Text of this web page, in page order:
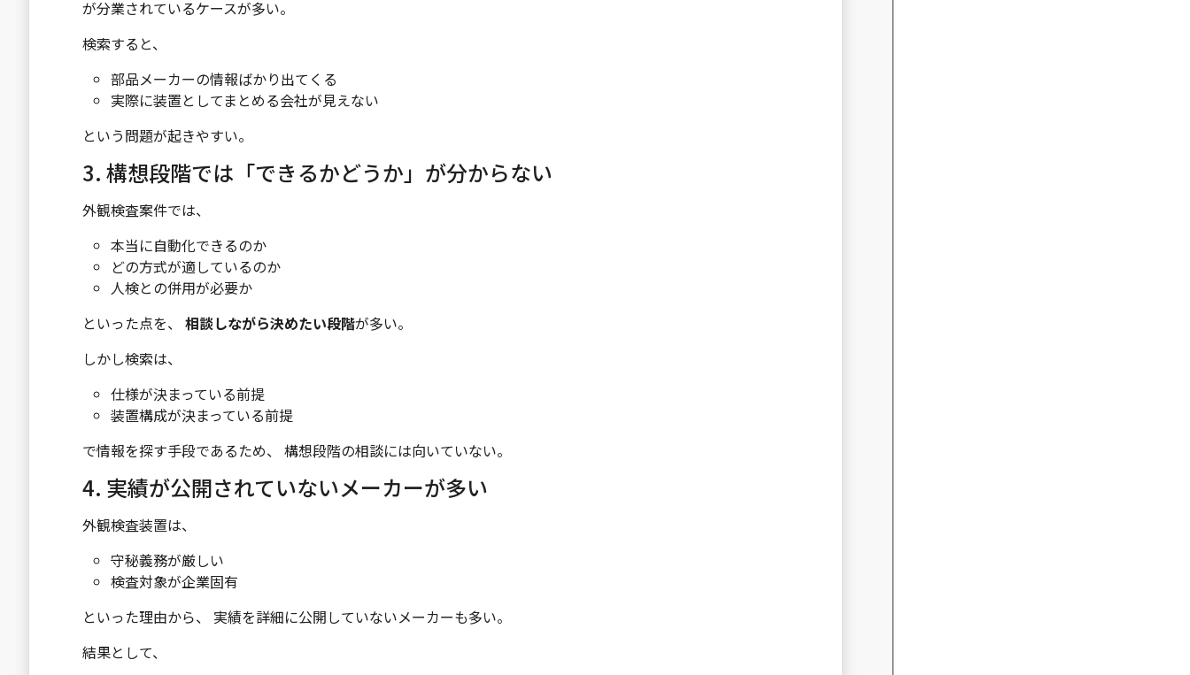
が分業されているケースが多い。
検索すると、
部品メーカーの情報ばかり出てくる
実際に装置としてまとめる会社が見えない
という問題が起きやすい。
3. 構想段階では「できるかどうか」が分からない
外観検査案件では、
本当に自動化できるのか
どの方式が適しているのか
人検との併用が必要か
といった点を、 相談しながら決めたい段階が多い。
しかし検索は、
仕様が決まっている前提
装置構成が決まっている前提
で情報を探す手段であるため、 構想段階の相談には向いていない。
4. 実績が公開されていないメーカーが多い
外観検査装置は、
守秘義務が厳しい
検査対象が企業固有
といった理由から、 実績を詳細に公開していないメーカーも多い。
結果として、